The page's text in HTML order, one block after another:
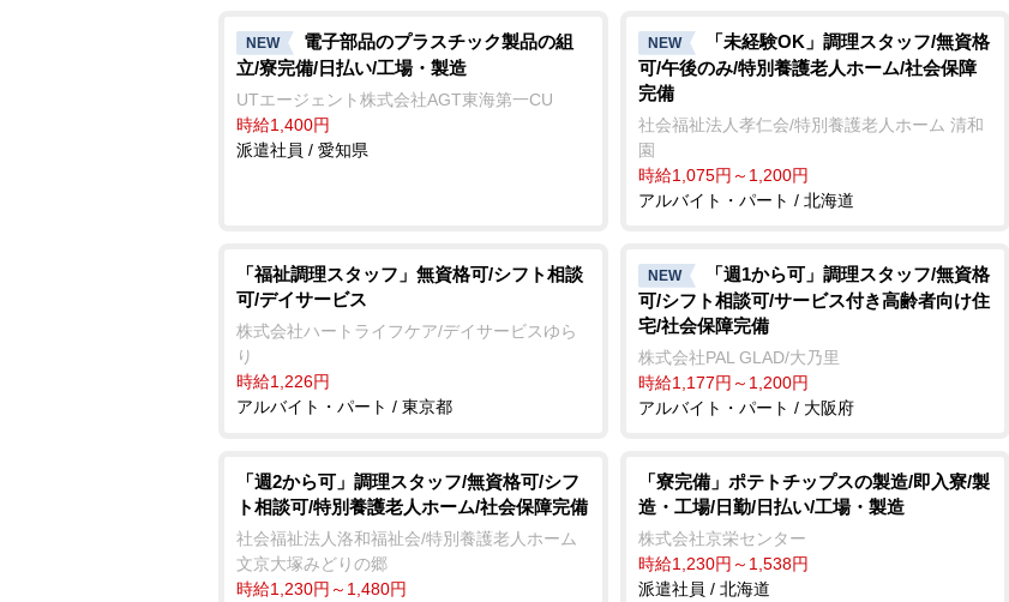
NEW
電子部品のプラスチック製品の組
立/寮完備/日払い/工場・製造
UTエージェント株式会社AGT東海第一CU
時給1,400円
派遣社員 / 愛知県
NEW
「未経験OK」調理スタッフ/無資格
可/午後のみ/特別養護老人ホーム/社会保障
完備
社会福祉法人孝仁会/特別養護老人ホーム 清和
園
時給1,075円～1,200円
アルバイト・パート / 北海道
「福祉調理スタッフ」無資格可/シフト相談
可/デイサービス
株式会社ハートライフケア/デイサービスゆら
り
時給1,226円
アルバイト・パート / 東京都
NEW
「週1から可」調理スタッフ/無資格
可/シフト相談可/サービス付き高齢者向け住
宅/社会保障完備
株式会社PAL GLAD/大乃里
時給1,177円～1,200円
アルバイト・パート / 大阪府
「週2から可」調理スタッフ/無資格可/シフ
ト相談可/特別養護老人ホーム/社会保障完備
社会福祉法人洛和福祉会/特別養護老人ホーム
文京大塚みどりの郷
時給1,230円～1,480円
「寮完備」ポテトチップスの製造/即入寮/製
造・工場/日勤/日払い/工場・製造
株式会社京栄センター
時給1,230円～1,538円
派遣社員 / 北海道